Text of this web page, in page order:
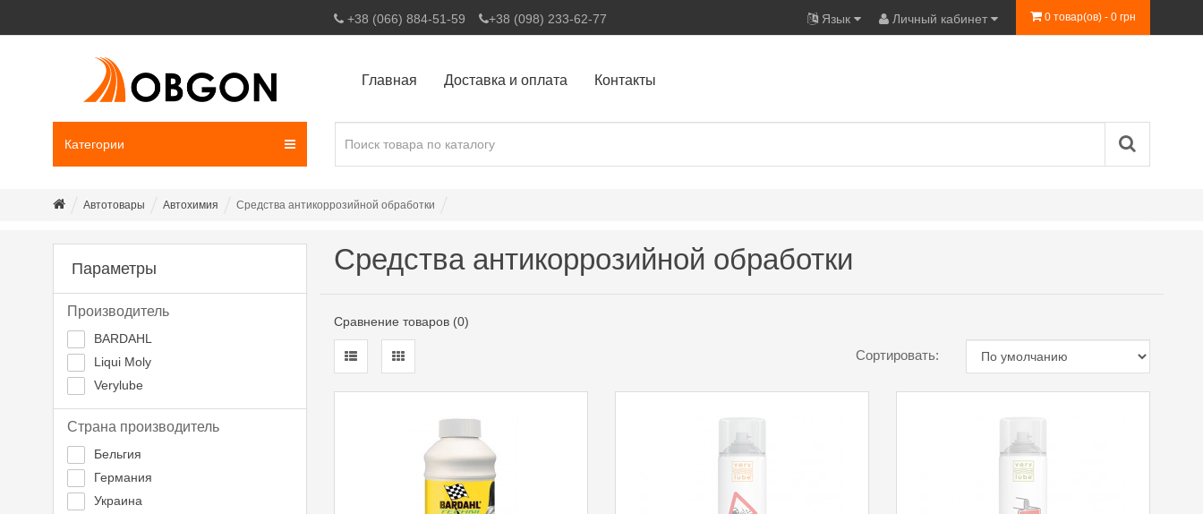
+38 (066) 884-51-59 +38 (098) 233-62-77 0 товар(ов) - 0 грн
Язык Личный кабинет
Главная Доставка и оплата Контакты
Категории
Автотовары Автохимия Средства антикоррозийной обработки
Параметры
Производитель
BARDAHL
Liqui Moly
Verylube
Страна производитель
Бельгия
Германия
Украина
Средства антикоррозийной обработки
Сравнение товаров (0)
Сортировать: